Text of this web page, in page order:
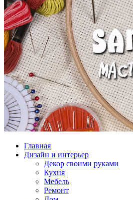
Главная
Дизайн и интерьер
Декор своими руками
Кухня
Мебель
Ремонт